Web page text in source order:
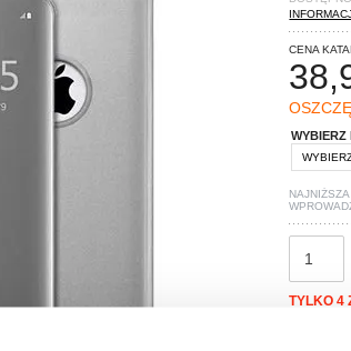
CENA
TYLKO 4